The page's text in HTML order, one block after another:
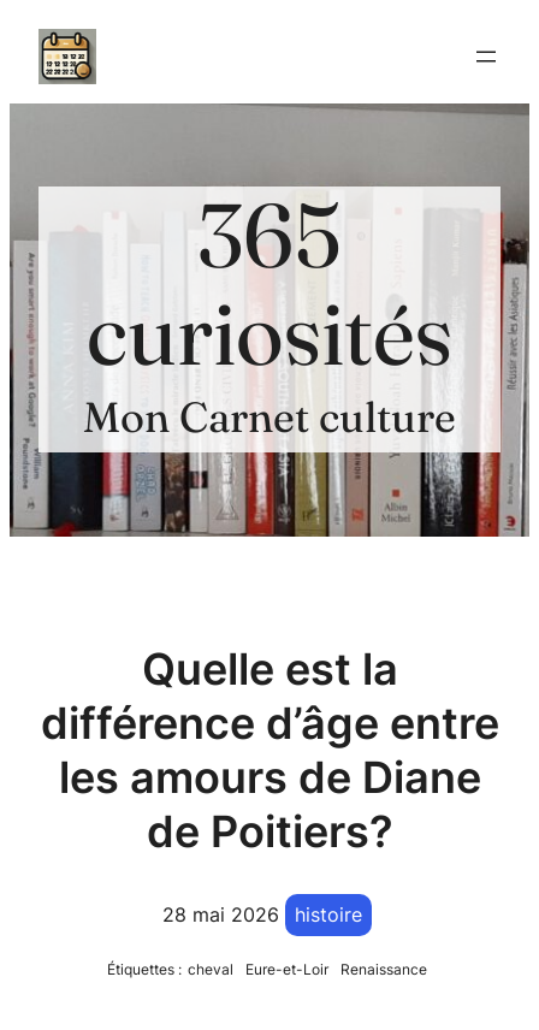
Aller
contenu
365
curiosités
Mon Carnet culture
Quelle est la
différence d’âge entre
les amours de Diane
de Poitiers?
28 mai 2026 histoire
Étiquettes : cheval Eure-et-Loir Renaissance